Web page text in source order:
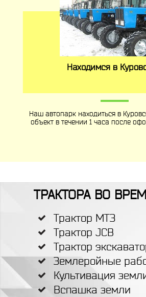
Находимся в
Наш автопарк находиться в
объект в течении 1 часа после
ТРАКТОРА ВО
Трактор МТЗ
Трактор JCB
Трактор
Землеройные
Культивация
Вспашка земли